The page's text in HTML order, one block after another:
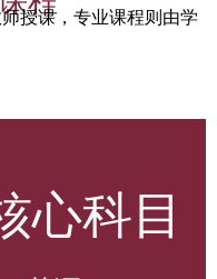
授课，专业课程则由学
心科目